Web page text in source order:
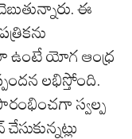
ఈ
ఉంటే యోగ ఆంధ్ర
లభిస్తోంది.
స్వల్ప